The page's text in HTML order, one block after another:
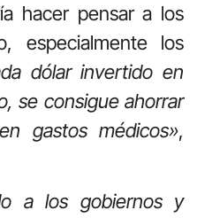
hacer pensar a los
especialmente los
dólar invertido en
se consigue ahorrar
gastos médicos»,
a los gobiernos y